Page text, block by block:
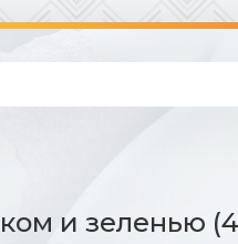
и зеленью